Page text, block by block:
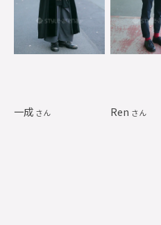
一成 さん Ren さん